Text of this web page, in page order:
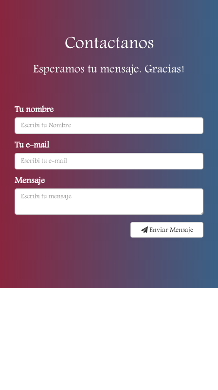
Contactanos
Esperamos tu mensaje. Gracias!
Tu nombre
Tu e-mail
Mensaje
Enviar Mensaje